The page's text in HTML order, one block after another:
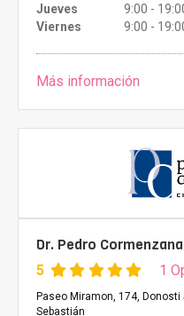
Jueves
9:00 -
Viernes
9:00 -
Más información
Dr. Pedro Cormenzana
5 1
Paseo Miramon, 174, Donosti
Sebastián